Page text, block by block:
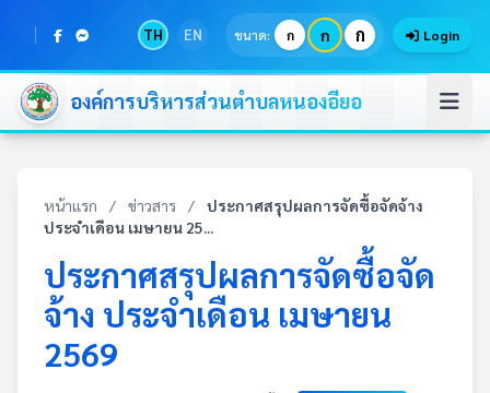
TH EN ขนาด: ก ก ก Login
องค์การบริหารส่วนตำบลหนองอียอ
หน้าแรก / ข่าวสาร /
ประกาศสรุปผลการจัดซื้อจัดจ้าง
ประจำเดือน เมษายน 25...
ประกาศสรุปผลการจัดซื้อจัด
จ้าง ประจำเดือน เมษายน
2569